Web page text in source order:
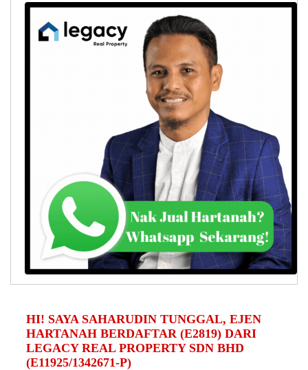
HI! SAYA SAHARUDIN TUNGGAL, EJEN
HARTANAH BERDAFTAR (E2819) DARI
LEGACY REAL PROPERTY SDN BHD
(E11925/1342671-P)